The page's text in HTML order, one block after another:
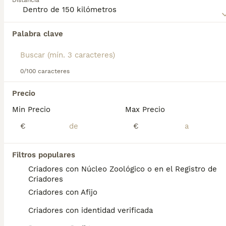
Palabra clave
0/100 caracteres
Precio
Min Precio
€
Max Precio
€
Filtros populares
Criadores con Núcleo Zoológico o en el Registro de
Criadores
Criadores con Afijo
Criadores con identidad verificada
Encontramos 0 Barbet Cachorros en venta en
Si deseas exactamente esta búsqueda guarda tu
búsqueda y espera el resultado perfecto:
Preguntas frecuentes
¿Cuánto cuesta un perro
Barbet?
El coste de adquisición de esta raza puede
variar según factores como el pedigrí, la
reputación del criador y la ubicación